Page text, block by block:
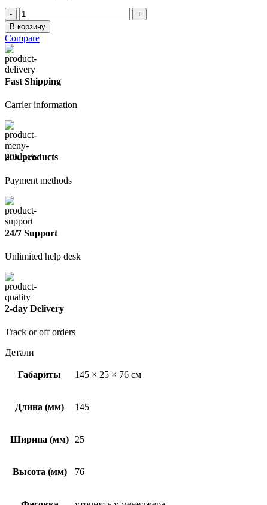
Количество
товара
Опора
балки
левая
(OB
Л)
В корзину
Compare
Fast Shipping
Carrier information
20k products
Payment methods
24/7 Support
Unlimited help desk
2-day Delivery
Track or off orders
Детали
Габариты 145 × 25 × 76 см
Длина (мм) 145
Ширина (мм) 25
Высота (мм) 76